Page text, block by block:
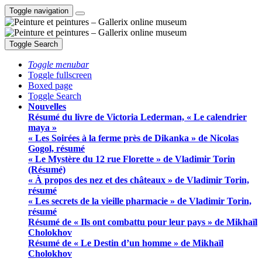
Toggle navigation
Toggle Search
Toggle menubar
Toggle fullscreen
Boxed page
Toggle Search
Nouvelles
Résumé du livre de Victoria Lederman, « Le calendrier
maya »
« Les Soirées à la ferme près de Dikanka » de Nicolas
Gogol, résumé
« Le Mystère du 12 rue Florette » de Vladimir Torin
(Résumé)
« À propos des nez et des châteaux » de Vladimir Torin,
résumé
« Les secrets de la vieille pharmacie » de Vladimir Torin,
résumé
Résumé de « Ils ont combattu pour leur pays » de Mikhaïl
Cholokhov
Résumé de « Le Destin d’un homme » de Mikhaïl
Cholokhov